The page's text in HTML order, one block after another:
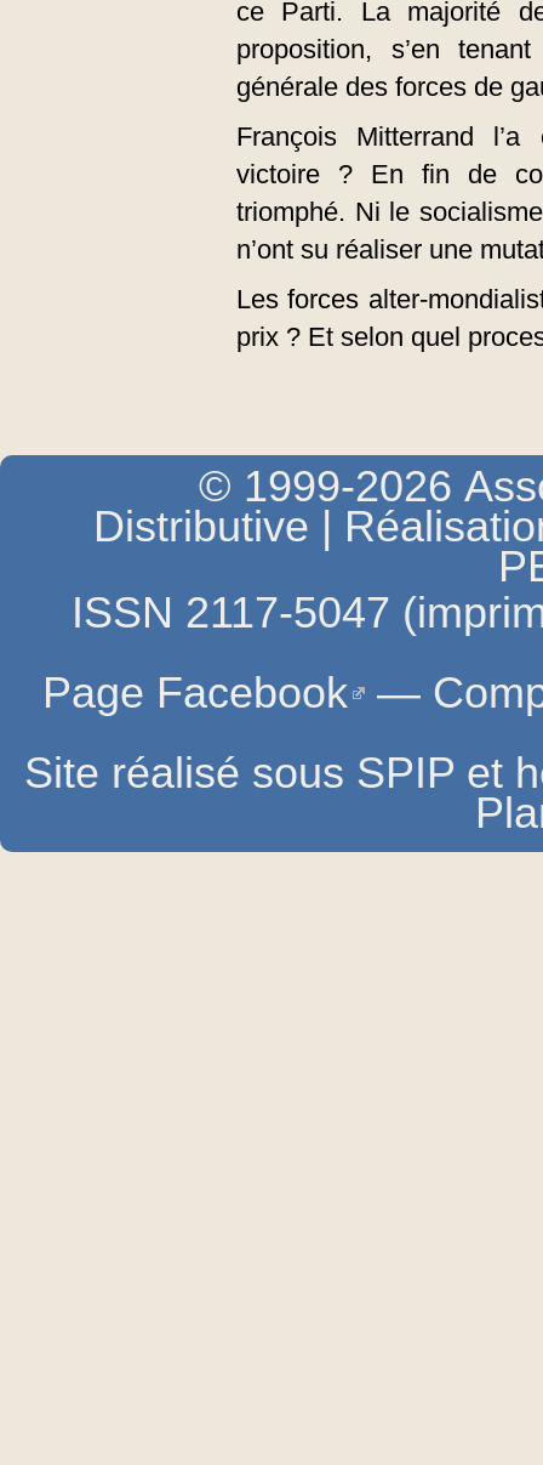
ce Parti. La majorité
proposition, s’en
générale des forces de
François Mitterrand
victoire ? En fin de
triomphé. Ni le
n’ont su réaliser une
Les forces alter-
prix ? Et selon quel
© 1999-2026
Distributive |
ISSN 2117-5047
Page Facebook —
Site réalisé sous SPIP et